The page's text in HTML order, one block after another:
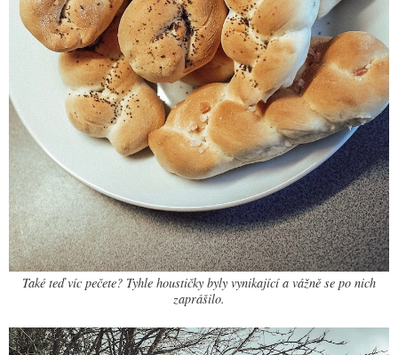
Také teď víc pečete? Tyhle houstičky byly vynikající a vážně se po nich
zaprášilo.